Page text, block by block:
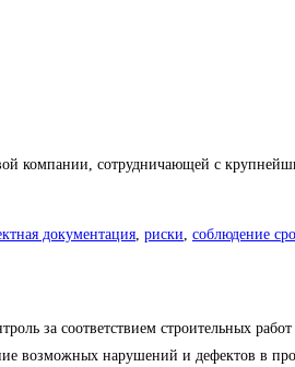
компании, сотрудничающей с
документация, риски, соблюдение
за соответствием строительных
возможных нарушений и дефектов в